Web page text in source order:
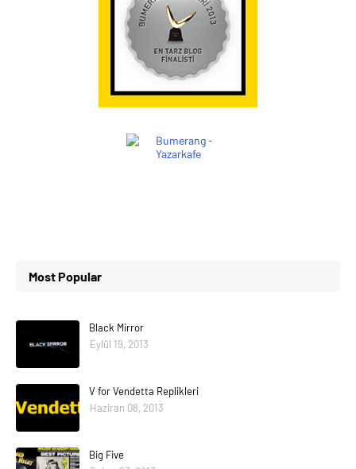
Most Popular
Black Mirror
Eylül 19, 2013
V for Vendetta Replikleri
Haziran 08, 2013
Big Five